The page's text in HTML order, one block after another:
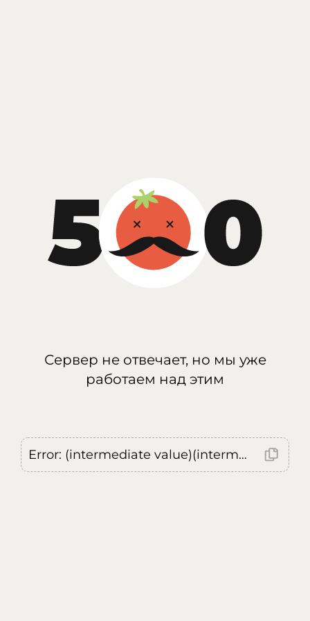
Сервер не отвечает, но мы уже
работаем над этим
Error: (intermediate value)(intermediate value)(intermediate value).replaceAll is not a function